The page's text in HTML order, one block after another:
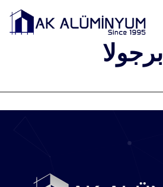
KURTKÖY مشروع
برجولا